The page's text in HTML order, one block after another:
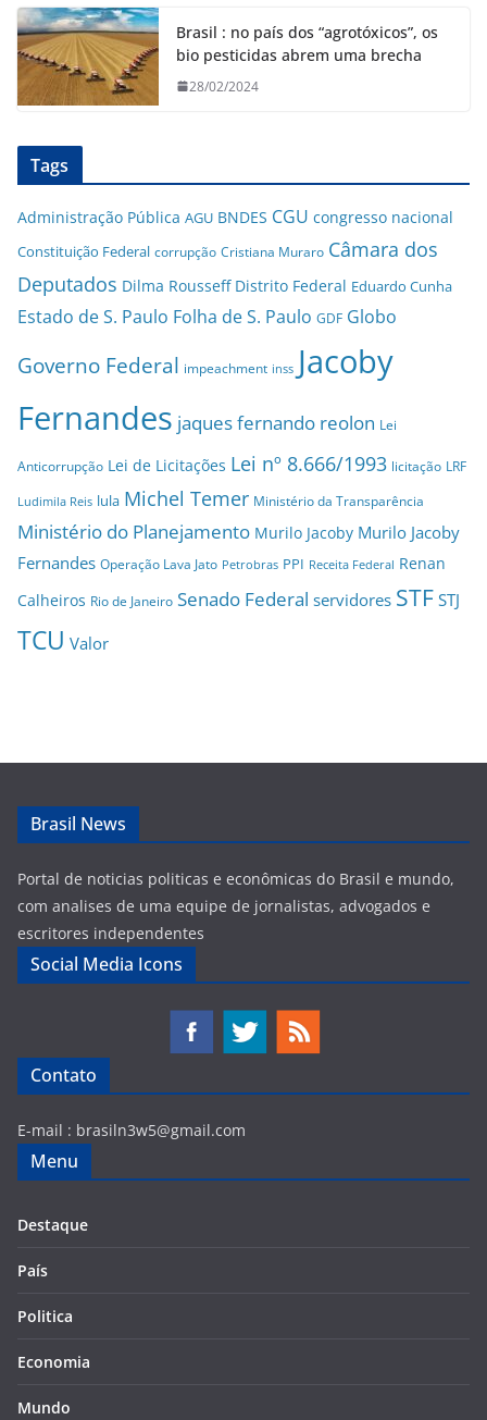
Brasil : no país dos “agrotóxicos”, os
bio pesticidas abrem uma brecha
28/02/2024
Tags
Administração Pública AGU BNDES CGU congresso nacional
Constituição Federal corrupção Cristiana Muraro Câmara dos
Deputados Dilma Rousseff Distrito Federal Eduardo Cunha
Estado de S. Paulo Folha de S. Paulo GDF Globo
Governo Federal impeachment inss Jacoby
Fernandes jaques fernando reolon Lei
Anticorrupção Lei de Licitações Lei nº 8.666/1993 licitação LRF
Ludimila Reis lula Michel Temer Ministério da Transparência
Ministério do Planejamento Murilo Jacoby Murilo Jacoby
Fernandes Operação Lava Jato Petrobras PPI Receita Federal Renan
Calheiros Rio de Janeiro Senado Federal servidores STF STJ
TCU Valor
Brasil News
Portal de noticias politicas e econômicas do Brasil e mundo,
com analises de uma equipe de jornalistas, advogados e
escritores independentes
Social Media Icons
Contato
E-mail : brasiln3w5@gmail.com
Menu
Destaque
País
Politica
Economia
Mundo